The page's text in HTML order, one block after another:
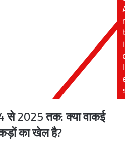
r
i
l
से 2025 तक: क्या वाकई
का खेल है?